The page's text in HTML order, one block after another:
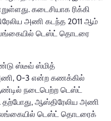
கடைசியாக ரிக்கி
அணி கடந்த 2011 ஆம்
டெஸ்ட் தொடரை
ஸ்டீவ் ஸ்மித்
0-3 என்ற கணக்கில்
நடைபெற்ற டெஸ்ட்
தற்போது, ஆஸ்திரேலிய அணி
டெஸ்ட் தொடரைக்